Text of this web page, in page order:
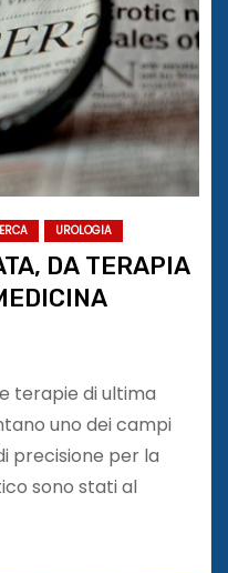
UROLOGIA
DA TERAPIA
terapie di ultima
uno dei campi
precisione per la
sono stati al